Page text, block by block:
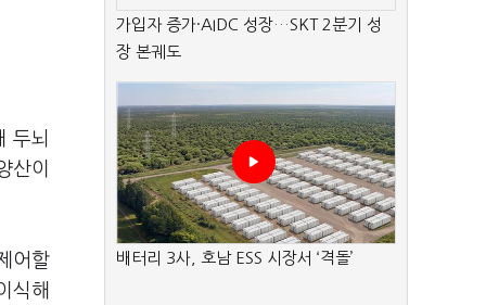
두뇌
산이
어할
식해
가입자 증가·AIDC 성장…SKT 2분기 성
장 본궤도
배터리 3사, 호남 ESS 시장서 ‘격돌’